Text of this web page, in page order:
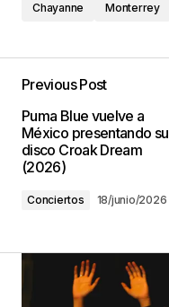
Chayanne Monterrey
Previous Post
Puma Blue vuelve a
México presentando su
disco Croak Dream
(2026)
Conciertos 18/junio/2026